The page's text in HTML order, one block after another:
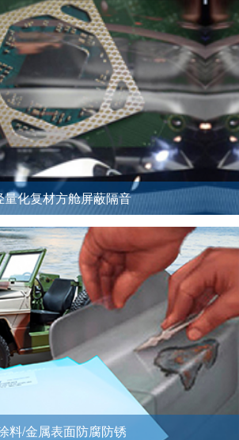
量化复材方舱屏蔽隔音
料/金属表面防腐防锈